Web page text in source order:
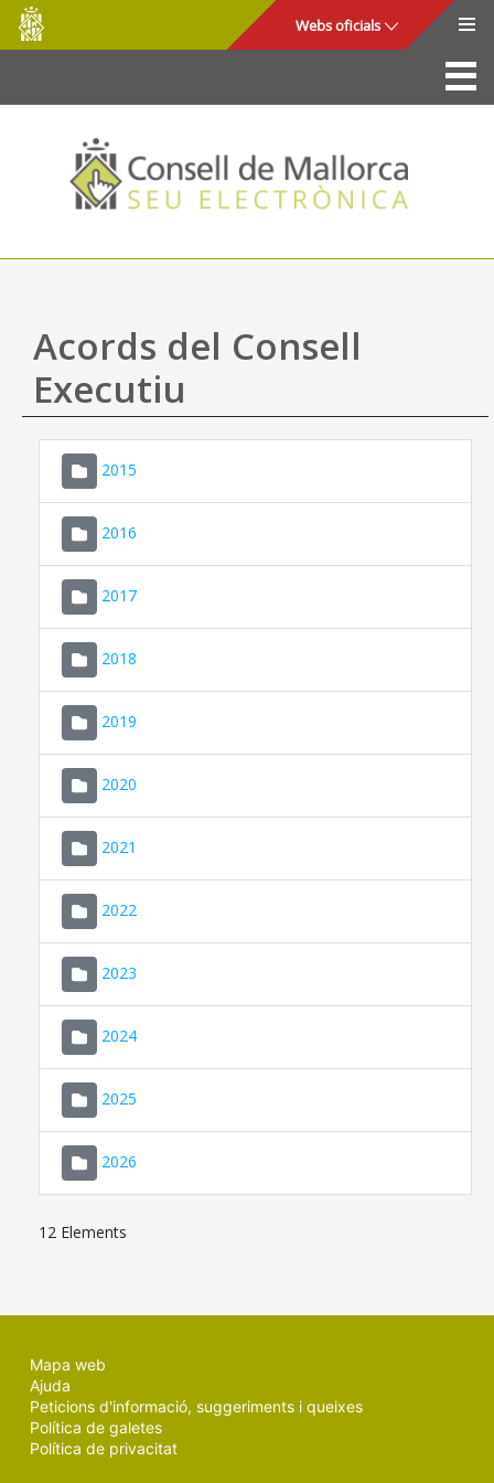
Salta al contingut principal
Consell
de
Mallorca
Webs oficials
La Seu
Consell de Mallorca
Accés i seguretat
Utilitats
Ajuda
Acords del Consell
Executiu
2015
2016
2017
2018
2019
2020
2021
2022
2023
2024
2025
2026
12 Elements
Mapa web
Ajuda
Peticions d'informació, suggeriments i queixes
Política de galetes
Política de privacitat